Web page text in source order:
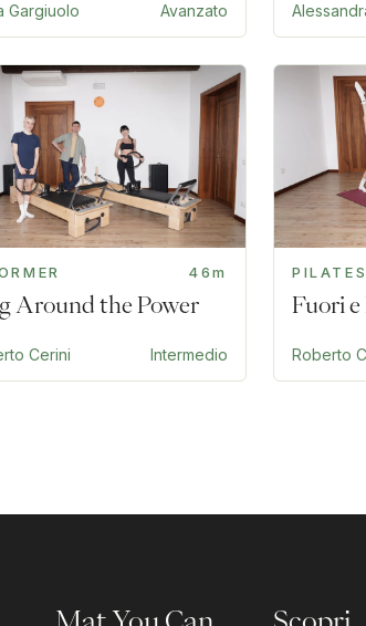
Gargiuolo Avanzato
46m
Around the Power
Cerini Intermedio
PILATES
Fuori
Roberto
Mat You Can Scopri